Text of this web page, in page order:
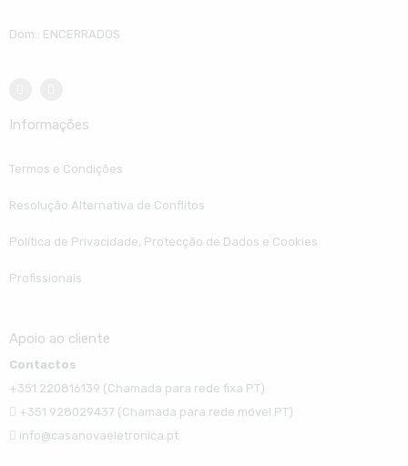
Dom.: ENCERRADOS
Informações
Termos e Condições
Resolução Alternativa de Conflitos
Política de Privacidade, Protecção de Dados e Cookies
Profissionais
Apoio ao cliente
Contactos
+351 220816139 (Chamada para rede fixa PT)
+351 928029437 (Chamada para rede móvel PT)
info@casanovaeletronica.pt